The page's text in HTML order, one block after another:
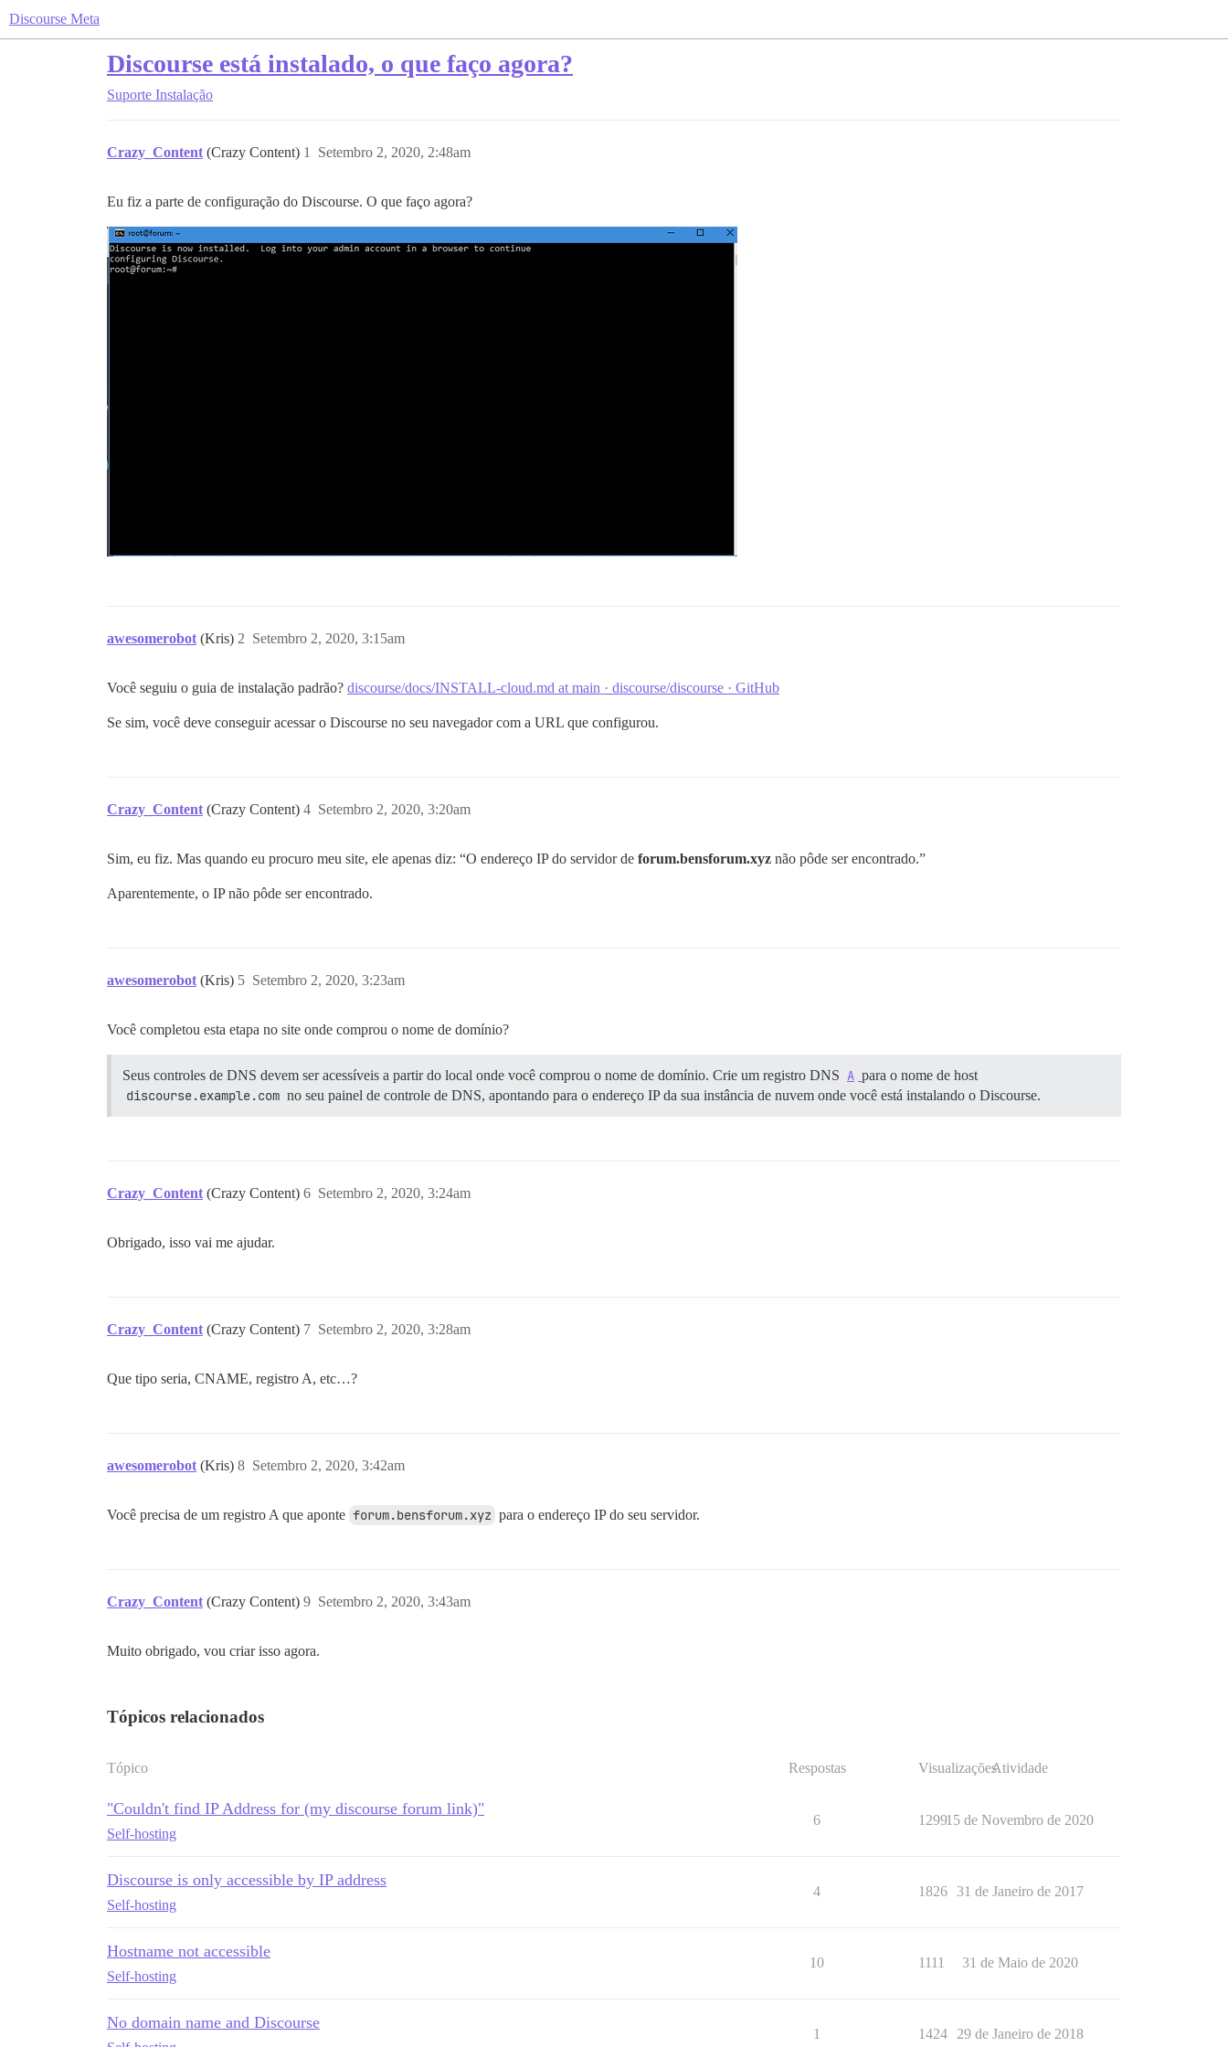
Discourse Meta
Discourse está instalado, o que faço agora?
Suporte Instalação
Crazy_Content (Crazy Content) Setembro 2, 2020, 2:48am
1
Eu fiz a parte de configuração do Discourse. O que faço agora?
awesomerobot (Kris) Setembro 2, 2020, 3:15am
2
Você seguiu o guia de instalação padrão? discourse/docs/INSTALL-cloud.md at main · discourse/discourse · GitHub
Se sim, você deve conseguir acessar o Discourse no seu navegador com a URL que configurou.
Crazy_Content (Crazy Content) Setembro 2, 2020, 3:20am
4
Sim, eu fiz. Mas quando eu procuro meu site, ele apenas diz: “O endereço IP do servidor de forum.bensforum.xyz não pôde ser encontrado.”
Aparentemente, o IP não pôde ser encontrado.
awesomerobot (Kris) Setembro 2, 2020, 3:23am
5
Você completou esta etapa no site onde comprou o nome de domínio?
Seus controles de DNS devem ser acessíveis a partir do local onde você comprou o nome de domínio. Crie um registro DNS A para o nome de host
discourse.example.com no seu painel de controle de DNS, apontando para o endereço IP da sua instância de nuvem onde você está instalando o Discourse.
Crazy_Content (Crazy Content) Setembro 2, 2020, 3:24am
6
Obrigado, isso vai me ajudar.
Crazy_Content (Crazy Content) Setembro 2, 2020, 3:28am
7
Que tipo seria, CNAME, registro A, etc…?
awesomerobot (Kris) Setembro 2, 2020, 3:42am
8
Você precisa de um registro A que aponte forum.bensforum.xyz para o endereço IP do seu servidor.
Crazy_Content (Crazy Content) Setembro 2, 2020, 3:43am
9
Muito obrigado, vou criar isso agora.
Tópicos relacionados
Tópico Respostas VisualizaçõesAtividade
"Couldn't find IP Address for (my discourse forum link)"
Self-hosting
6 129915 de Novembro de 2020
Discourse is only accessible by IP address
Self-hosting
4 1826 31 de Janeiro de 2017
Hostname not accessible
Self-hosting
10 1111 31 de Maio de 2020
No domain name and Discourse
1 1424 29 de Janeiro de 2018